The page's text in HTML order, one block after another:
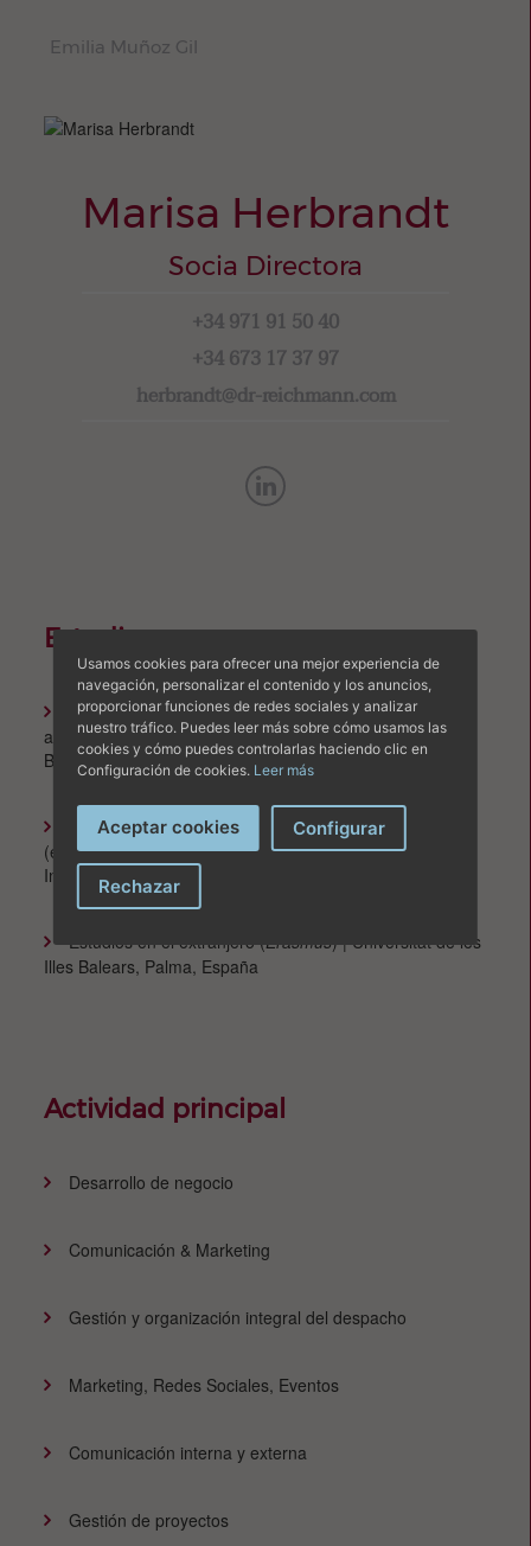
Emilia Muñoz Gil
Marisa Herbrandt
Socia Directora
+34 971 91 50 40
+34 673 17 37 97
herbrandt@dr-reichmann.com
Estudios
Actualmente cursando: MBA Máster en dirección y
administración de empresa | EAE Business School,
Barcelona, España
Licenciatura (B.A.) en Management
(e
specialidadTurismo y Gestión de Eventos) |
International School of Management, Colonia, Alemania
Estudios en el extranjero (Erasmus) | Universitat de les
Illes Balears, Palma, España
Actividad principal
Desarrollo de negocio
Comunicación & Marketing
Gestión y organización integral del despacho
Marketing, Redes Sociales, Eventos
Comunicación interna y externa
Gestión de proyectos
Usamos cookies para ofrecer una mejor experiencia de
navegación, personalizar el contenido y los anuncios,
proporcionar funciones de redes sociales y analizar
nuestro tráfico. Puedes leer más sobre cómo usamos las
cookies y cómo puedes controlarlas haciendo clic en
Configuración de cookies. Leer más
Aceptar cookies Configurar
Rechazar